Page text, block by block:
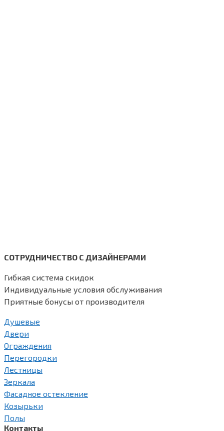
СОТРУДНИЧЕСТВО С ДИЗАЙНЕРАМИ
Гибкая система скидок
Индивидуальные условия обслуживания
Приятные бонусы от производителя
Душевые
Двери
Ограждения
Перегородки
Лестницы
Зеркала
Фасадное остекление
Козырьки
Полы
Контакты